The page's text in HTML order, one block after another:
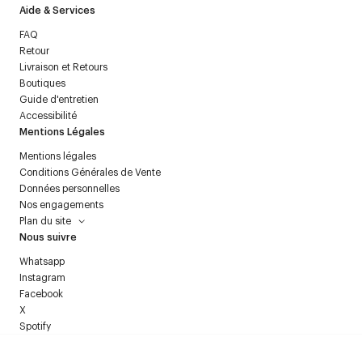
Aide & Services
FAQ
Retour
Livraison et Retours
Boutiques
Guide d'entretien
Accessibilité
Mentions Légales
Mentions légales
Conditions Générales de Vente
Données personnelles
Nos engagements
Plan du site
Nous suivre
Whatsapp
Instagram
Facebook
X
Spotify